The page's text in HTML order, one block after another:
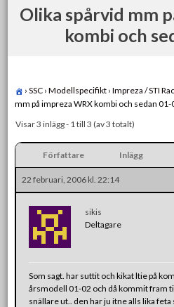
Olika spårvid mm
kombi och
› SSC › Modellspecifikt › Impreza / STI
mm på impreza WRX kombi och sedan 01-
Visar 3 inlägg - 1 till 3 (av 3 totalt)
Författare Inlägg
22 februari, 2006 kl. 22:14
sikis
Deltagare
Som sagt. har suttit och kikat ltie på
årsmodell 01-02 och då kommit fram
snällare ut.. den har ju itne alls lika